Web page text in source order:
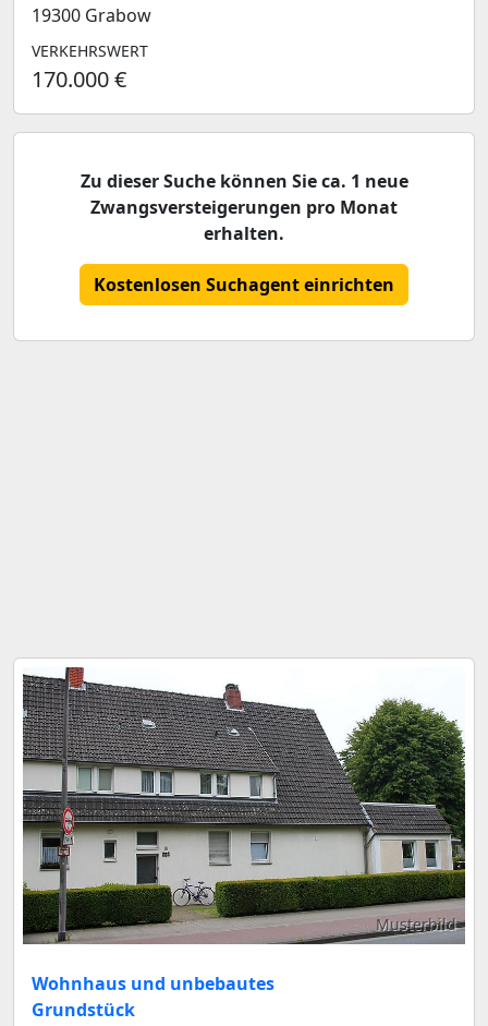
19300 Grabow
VERKEHRSWERT
170.000 €
Zu dieser Suche können Sie ca. 1 neue
Zwangsversteigerungen pro Monat
erhalten.
Kostenlosen Suchagent einrichten
Musterbild
Wohnhaus und unbebautes
Grundstück